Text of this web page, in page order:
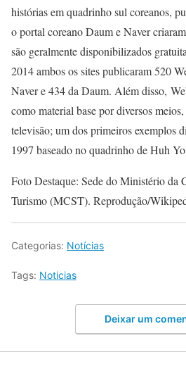
histórias em quadrinho sul coreanos,
o portal coreano Daum e Naver
são geralmente disponibilizados
2014 ambos os sites publicaram 520
Naver e 434 da Daum. Além disso,
como material base por diversos
televisão; um dos primeiros exemplos
1997 baseado no quadrinho de Huh
Foto Destaque: Sede do Ministério da
Turismo (MCST). Reprodução/
Categorias: Notícias
Tags: Noticias
Deixar um